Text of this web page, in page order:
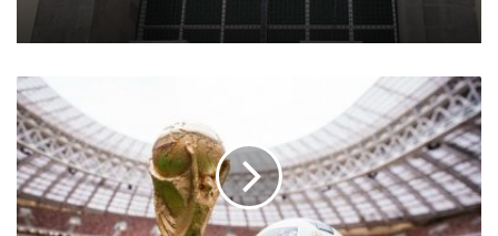
مباريات
الخميس
4
يوليو/
تموز
2019